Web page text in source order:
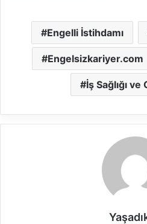
Engelli İstihdamı
Engelsizkariyer.com
İş Sağlığı